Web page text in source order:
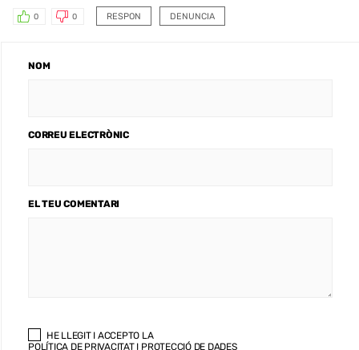
RESPON
0 0 DENUNCIA
NOM
CORREU ELECTRÒNIC
EL TEU COMENTARI
HE LLEGIT I ACCEPTO LA
POLÍTICA DE PRIVACITAT I PROTECCIÓ DE DADES